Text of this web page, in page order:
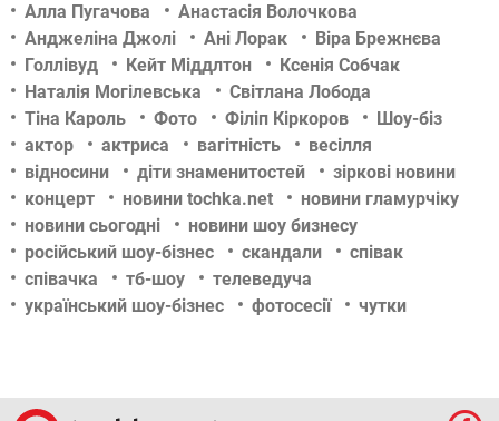
Алла Пугачова
Анастасія Волочкова
Анджеліна Джолі
Ані Лорак
Віра Брежнєва
Голлівуд
Кейт Міддлтон
Ксенія Собчак
Наталія Могілевська
Світлана Лобода
Тіна Кароль
Фото Філіп Кіркоров
Шоу-біз
актор
актриса вагітність
весілля
відносини
діти знаменитостей
зіркові новини
концерт
новини tochka.net
новини гламурчіку
новини сьогодні
новини шоу бизнесу
російський шоу-бізнес
скандали
співак
співачка
тб-шоу
телеведуча
український шоу-бізнес
фотосесії чутки